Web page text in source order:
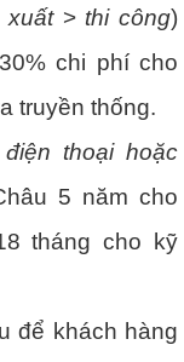
xuất>thi công)
chi phí cho
truyền thống.
thoại hoặc
5 năm cho
tháng cho kỹ
để khách hàng